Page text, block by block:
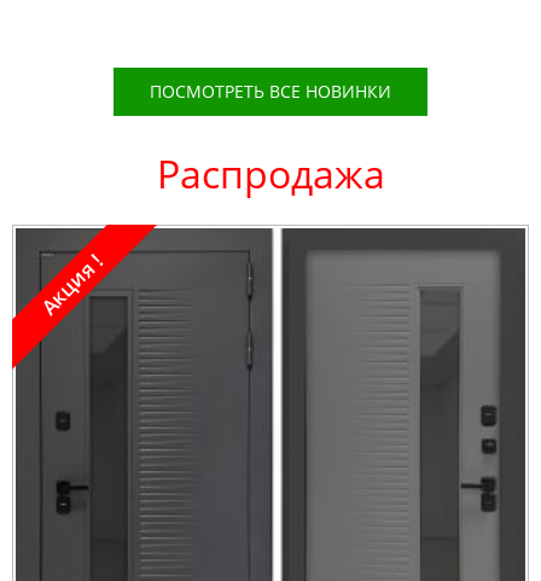
ПОСМОТРЕТЬ ВСЕ НОВИНКИ
Распродажа
Акция !